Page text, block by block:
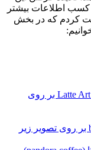
کسب اطلاعات بیشتر
کردم که در بخش
برای خرید قهوه مناسب برای لاته آرت Latte Art بر روی
برای خرید قهوه ترکیبی blending coffee بر روی تصویر زیر